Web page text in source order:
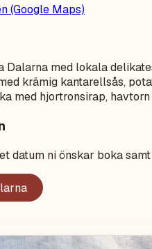
(Google Maps)
Dalarna med lokala
krämig kantarellsås,
med hjortronsirap,
datum ni önskar boka